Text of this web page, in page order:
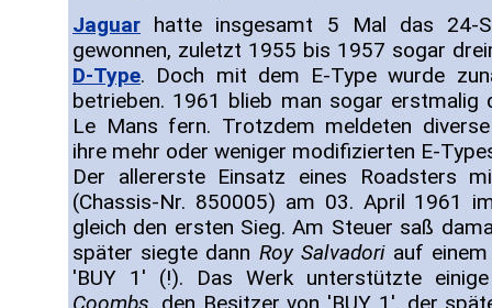
Jaguar hatte insgesamt 5 Mal das 24-
gewonnen, zuletzt 1955 bis 1957 sogar
D-Type. Doch mit dem E-Type wurde
betrieben. 1961 blieb man sogar erstmalig
Le Mans fern. Trotzdem meldeten
ihre mehr oder weniger modifizierten E-
Der allererste Einsatz eines Roadsters
(Chassis-Nr. 850005) am 03. April 1961
gleich den ersten Sieg. Am Steuer saß
später siegte dann Roy Salvadoriauf einem
'BUY 1' (!). Das Werk unterstützte